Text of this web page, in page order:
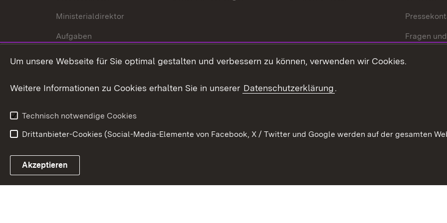
Ministerialdirektor
Aufgaben
Internationale
Fragen
Link zum Landesportal
Um unsere Webseite für Sie optimal gestalten und verbessern zu können, verwenden wir Cookies.
Weitere Informationen zu Cookies erhalten Sie in unserer Datenschutzerklärung.
Technisch notwendige Cookies
Drittanbieter-Cookies (Social-Media-Elemente von Facebook, X / Twitter und Google werden auf der gesamten
Akzeptieren